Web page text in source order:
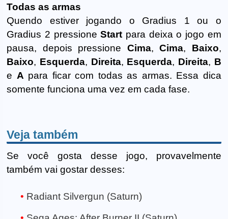
Todas as armas
Quendo estiver jogando o Gradius 1 ou o
Gradius 2 pressioneStart para deixa o jogo em
pausa, depois pressione Cima,Cima, Baixo,
Baixo, Esquerda, Direita, Esquerda, Direita, B
e A para ficar com todas as armas. Essa dica
somente funciona uma vez em cada fase.
Veja também
Se você gosta desse jogo, provavelmente
também vai gostar desses:
Radiant Silvergun (Saturn)